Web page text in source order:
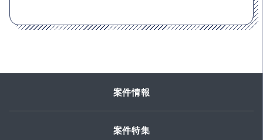
案件情報
案件特集